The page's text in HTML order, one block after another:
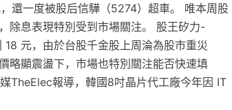
還一度被股后信驊（5274）超車。 唯本周股
除息表現特別受到市場關注。 股王矽力-
元，由於台股千金股上周淪為股市重災
略顯震盪下，市場也特別關注能否快速填
TheElec報導，韓國8吋晶片代工廠今年因 IT